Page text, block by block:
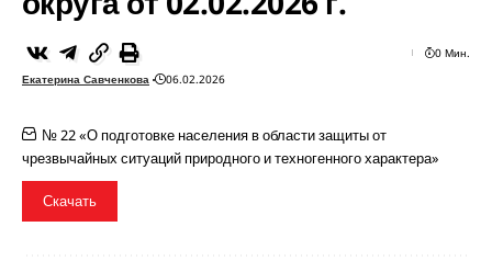
Екатерина Савченкова 06.02.2026
0 Мин.
№ 22 «О подготовке населения в области защиты от
чрезвычайных ситуаций природного и техногенного характера»
Скачать